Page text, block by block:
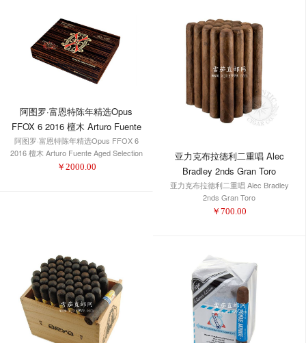
阿图罗·富恩特陈年精选Opus
FFOX 6 2016 檀木 Arturo Fuente
Aged Selection Opus FFOX 6
2016 Macassar
阿图罗·富恩特陈年精选Opus FFOX 6
2016 檀木 Arturo Fuente Aged Selection
Opus FFOX 6 2016 Macassar
￥ 2000.00
亚力克布拉德利二重唱 Alec
Bradley 2nds Gran Toro
亚力克布拉德利二重唱 Alec Bradley
2nds Gran Toro
￥ 700.00